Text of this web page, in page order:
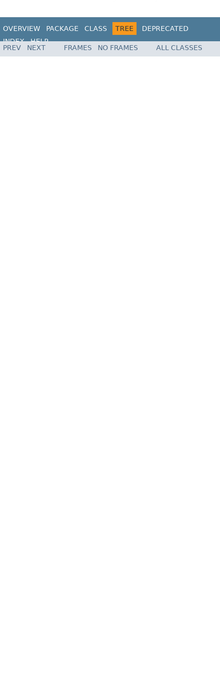
OVERVIEW PACKAGE CLASS TREE
DEPRECATED
INDEX
HELP
PREV
NEXT FRAMES NO FRAMES ALL CLASSES